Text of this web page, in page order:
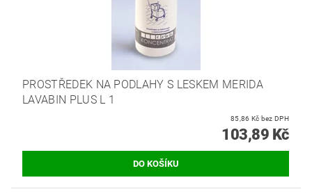
PROSTŘEDEK NA PODLAHY S LESKEM MERIDA
LAVABIN PLUS L 1
85,86 Kč bez DPH
103,89 Kč